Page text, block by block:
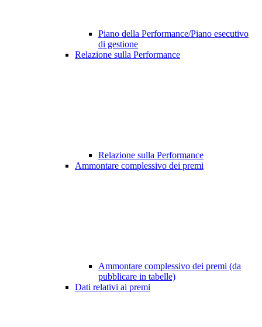
Piano della Performance/Piano esecutivo
di gestione
Relazione sulla Performance
Relazione sulla Performance
Ammontare complessivo dei premi
Ammontare complessivo dei premi (da
pubblicare in tabelle)
Dati relativi ai premi